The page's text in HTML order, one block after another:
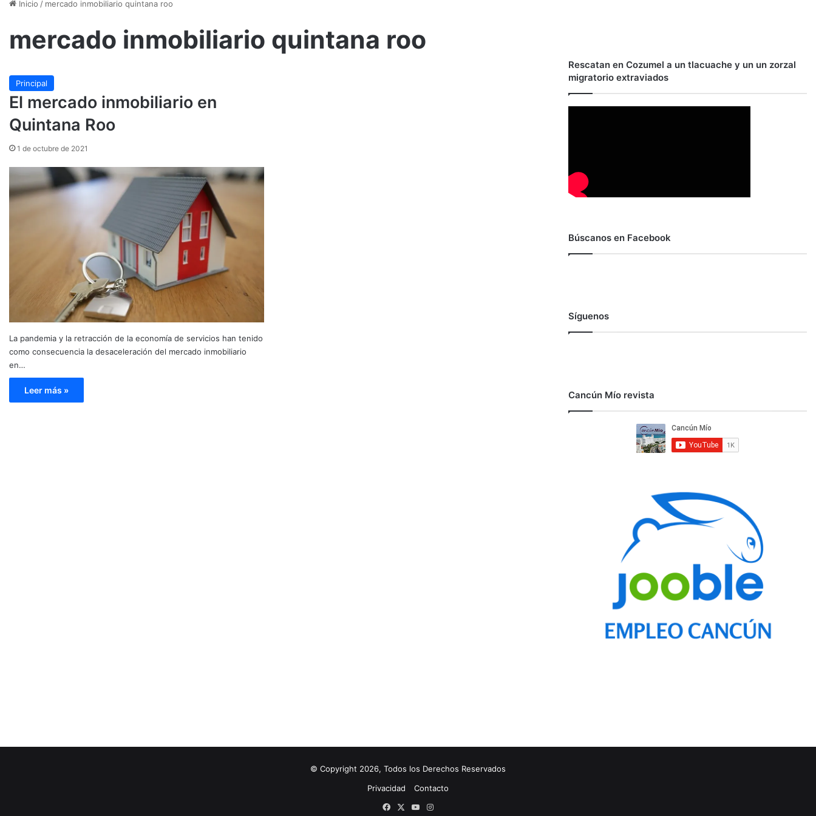
Inicio / mercado inmobiliario quintana roo
mercado inmobiliario quintana roo
Principal
El mercado inmobiliario en
Quintana Roo
1 de octubre de 2021
La pandemia y la retracción de la economía de servicios han tenido
como consecuencia la desaceleración del mercado inmobiliario
en…
Leer más »
Rescatan en Cozumel a un tlacuache y un un zorzal
migratorio extraviados
Búscanos en Facebook
Síguenos
Cancún Mío revista
© Copyright 2026, Todos los Derechos Reservados
Privacidad
Contacto
FacebookYouTubeInstagram